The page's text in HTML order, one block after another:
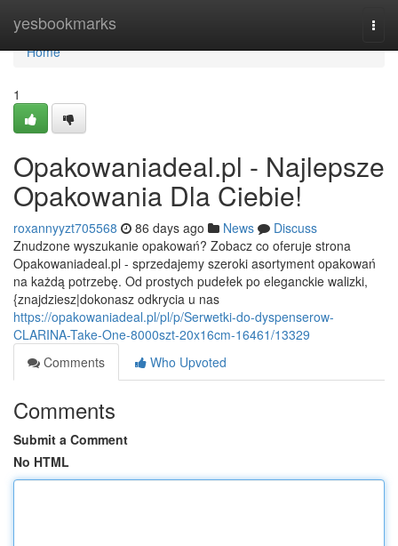
yesbookmarks
Home
Home
1
Opakowaniadeal.pl - Najlepsze
Opakowania Dla Ciebie!
roxannyyzt705568 86 days ago News
Discuss
Znudzone wyszukanie opakowań? Zobacz co oferuje strona
Opakowaniadeal.pl - sprzedajemy szeroki asortyment opakowań
na każdą potrzebę. Od prostych pudełek po eleganckie walizki,
{znajdziesz|dokonasz odkrycia u nas
https://opakowaniadeal.pl/pl/p/Serwetki-do-dyspenserow-
CLARINA-Take-One-8000szt-20x16cm-16461/13329
Comments
Who Upvoted
Comments
Submit a Comment
No HTML